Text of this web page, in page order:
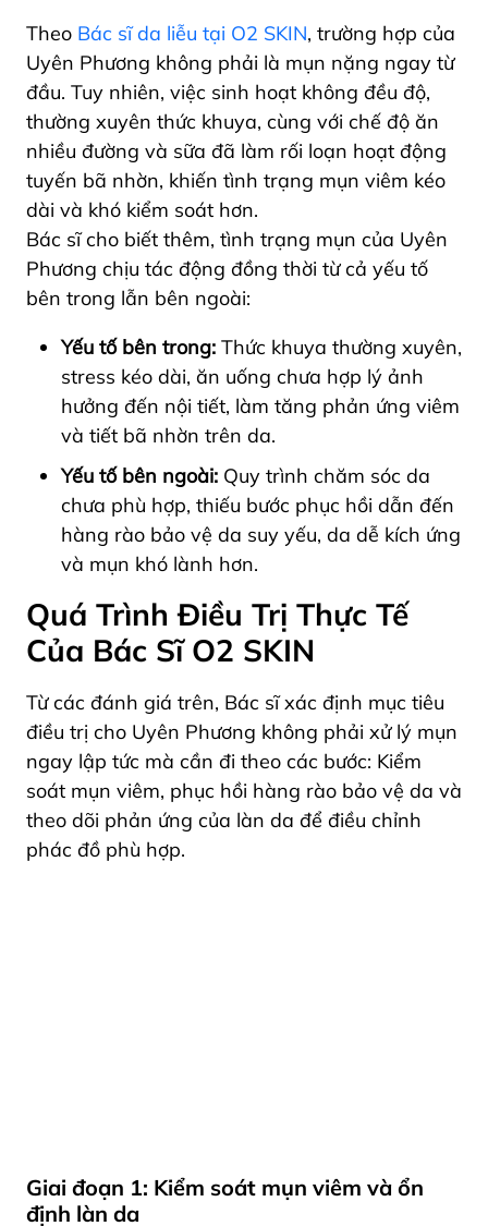
Theo Bác sĩ da liễu tại O2 SKIN, trường hợp của
Uyên Phương không phải là mụn nặng ngay từ
đầu. Tuy nhiên, việc sinh hoạt không đều độ,
thường xuyên thức khuya, cùng với chế độ ăn
nhiều đường và sữa đã làm rối loạn hoạt động
tuyến bã nhờn, khiến tình trạng mụn viêm kéo
dài và khó kiểm soát hơn.
Bác sĩ cho biết thêm, tình trạng mụn của Uyên
Phương chịu tác động đồng thời từ cả yếu tố
bên trong lẫn bên ngoài:
Yếu tố bên trong: Thức khuya thường xuyên,
stress kéo dài, ăn uống chưa hợp lý ảnh
hưởng đến nội tiết, làm tăng phản ứng viêm
và tiết bã nhờn trên da.
Yếu tố bên ngoài: Quy trình chăm sóc da
chưa phù hợp, thiếu bước phục hồi dẫn đến
hàng rào bảo vệ da suy yếu, da dễ kích ứng
và mụn khó lành hơn.
Quá Trình Điều Trị Thực Tế
Của Bác Sĩ O2 SKIN
Từ các đánh giá trên, Bác sĩ xác định mục tiêu
điều trị cho Uyên Phương không phải xử lý mụn
ngay lập tức mà cần đi theo các bước: Kiểm
soát mụn viêm, phục hồi hàng rào bảo vệ da và
theo dõi phản ứng của làn da để điều chỉnh
phác đồ phù hợp.
Giai đoạn 1: Kiểm soát mụn viêm và ổn
định làn da